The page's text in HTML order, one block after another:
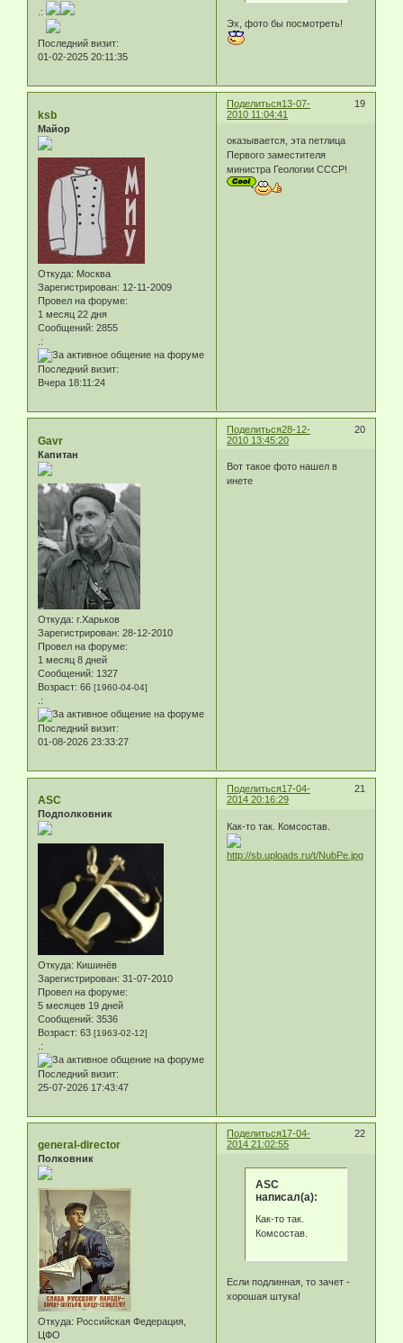
.:
Последний визит:
01-02-2025 20:11:35
Эх, фото бы посмотреть!
Поделиться 19
13-07-
2010 11:04:41
ksb
Майор
Откуда: Москва
Зарегистрирован: 12-11-2009
Провел на форуме:
1 месяц 22 дня
Сообщений: 2855
.:
Последний визит:
Вчера 18:11:24
оказывается, эта петлица
Первого заместителя
министра Геологии СССР!
Поделиться 20
28-12-
2010 13:45:20
Gavr
Капитан
Откуда: г.Харьков
Зарегистрирован: 28-12-2010
Провел на форуме:
1 месяц 8 дней
Сообщений: 1327
Возраст: 66 [1960-04-04]
.:
Последний визит:
01-08-2026 23:33:27
Вот такое фото нашел в
инете
Поделиться 21
17-04-
2014 20:16:29
ASC
Подполковник
Откуда: Кишинёв
Зарегистрирован: 31-07-2010
Провел на форуме:
5 месяцев 19 дней
Сообщений: 3536
Возраст: 63 [1963-02-12]
.:
Последний визит:
25-07-2026 17:43:47
Как-то так. Комсостав.
Поделиться 22
17-04-
2014 21:02:55
general-director
Полковник
Откуда: Российская Федерация,
ЦФО
ASC
написал(а):
Как-то так.
Комсостав.
Если подлинная, то зачет -
хорошая штука!